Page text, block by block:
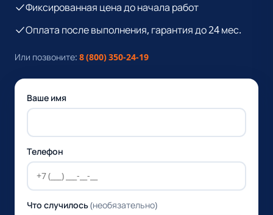
Фиксированная цена до начала работ
Оплата после выполнения, гарантия до 24 мес.
Или позвоните: 8 (800) 350-24-19
Ваше имя
Телефон
Что случилось(необязательно)